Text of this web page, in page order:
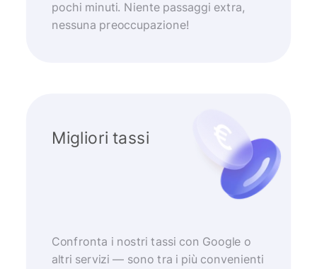
pochi minuti. Niente passaggi extra,
nessuna preoccupazione!
Migliori tassi
Confronta i nostri tassi con Google o
altri servizi — sono tra i più convenienti